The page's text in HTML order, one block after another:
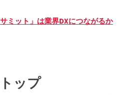
ミット」は業界DXにつながるか
ップ